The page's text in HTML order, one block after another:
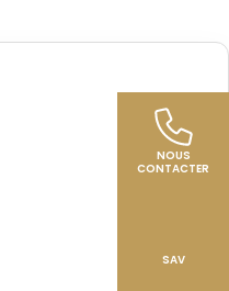
NOUS
CONTACTER
SAV